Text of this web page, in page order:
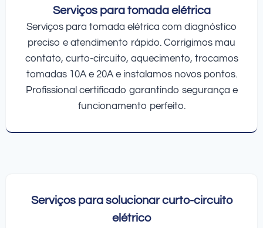
Serviços para tomada elétrica
Serviços para tomada elétrica com diagnóstico
preciso e atendimento rápido. Corrigimos mau
contato, curto-circuito, aquecimento, trocamos
tomadas 10A e 20A e instalamos novos pontos.
Profissional certificado garantindo segurança e
funcionamento perfeito.
Serviços para solucionar curto-circuito
elétrico